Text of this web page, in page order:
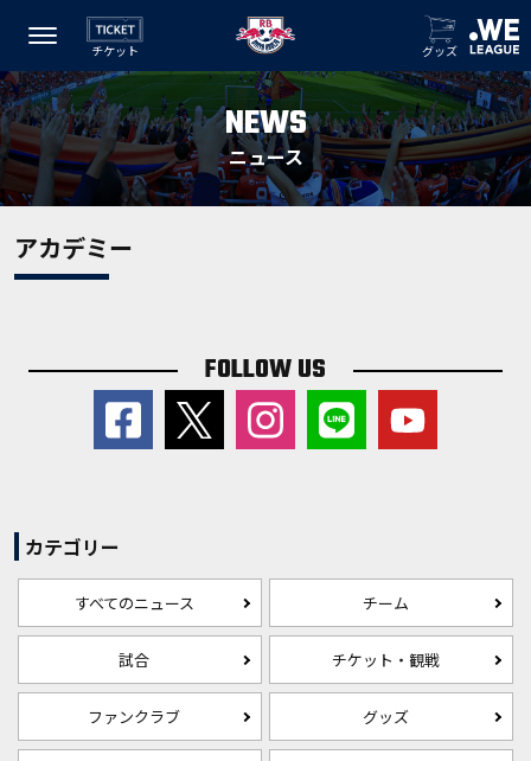
チケット グッズ
NEWS
ニュース
アカデミー
FOLLOW US
カテゴリー
すべてのニュース チーム
試合 チケット・観戦
ファンクラブ グッズ